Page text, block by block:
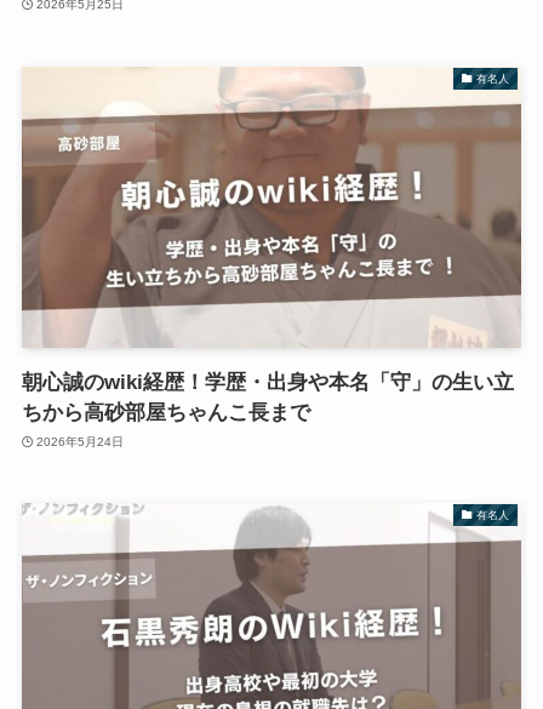
2026年5月25日
有名人
朝心誠のwiki経歴！学歴・出身や本名「守」の生い立
ちから高砂部屋ちゃんこ長まで
2026年5月24日
有名人